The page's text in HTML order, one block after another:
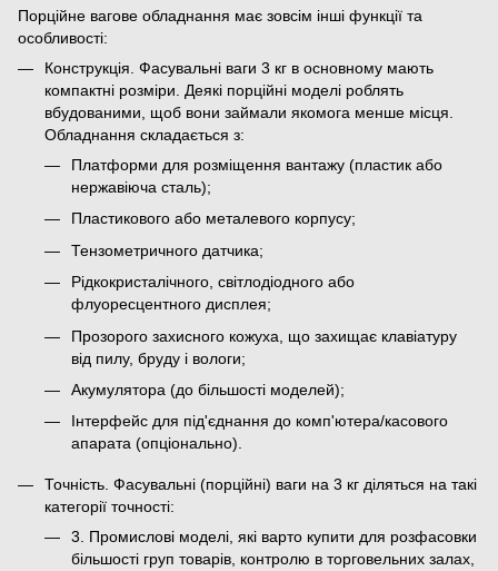
Порційне вагове обладнання має зовсім інші функції та
особливості:
Конструкція. Фасувальні ваги 3 кг в основному мають
компактні розміри. Деякі порційні моделі роблять
вбудованими, щоб вони займали якомога менше місця.
Обладнання складається з:
Платформи для розміщення вантажу (пластик або
нержавіюча сталь);
Пластикового або металевого корпусу;
Тензометричного датчика;
Рідкокристалічного, світлодіодного або
флуоресцентного дисплея;
Прозорого захисного кожуха, що захищає клавіатуру
від пилу, бруду і вологи;
Акумулятора (до більшості моделей);
Інтерфейс для під'єднання до комп'ютера/касового
апарата (опціонально).
Точність. Фасувальні (порційні) ваги на 3 кг діляться на такі
категорії точності:
3. Промислові моделі, які варто купити для розфасовки
більшості груп товарів, контролю в торговельних залах,